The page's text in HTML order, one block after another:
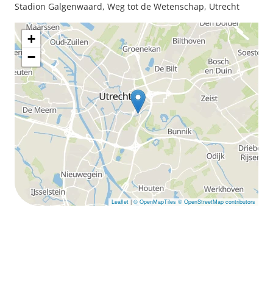
Stadion Galgenwaard, Weg tot de Wetenschap, Utrecht
+
−
Leaflet | © OpenMapTiles © OpenStreetMap contributors